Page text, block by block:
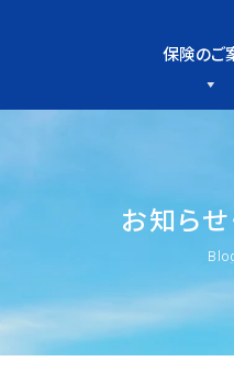
保険のご
お知らせ